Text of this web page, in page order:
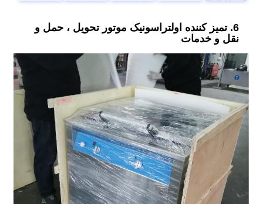
6. تمیز کننده اولتراسونیک موتور تحویل ، حمل و
نقل و خدمات